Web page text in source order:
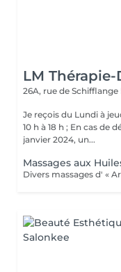
LM
26A, rue de Schifflange
Je reçois du Lundi à jeudi de 10 h à
10 h à 18 h ; En cas de
janvier 2024, un...
Massages aux